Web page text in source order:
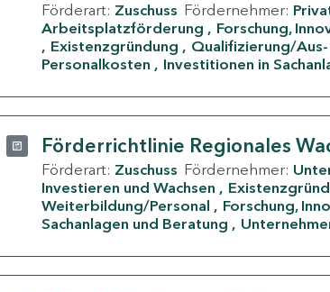
Förderart: Zuschuss Fördernehmer:
Arbeitsplatzförderung
Forschung,
Existenzgründung
Qualifizierung/
Personalkosten
Investitionen in
Förderrichtlinie Regionales
Förderart: Zuschuss Fördernehmer:
Investieren und Wachsen
Weiterbildung/Personal
Forschung,
Sachanlagen und Beratung